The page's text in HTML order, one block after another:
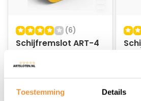
Toestemming Details
(6)
Schijfremslot ART-4
GEEL